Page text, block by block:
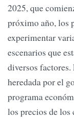
2025, que
próximo año, los
experimentar
escenarios que
diversos
heredada por el
programa
los precios de